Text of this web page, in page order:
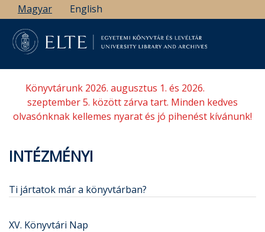
Ugrás
a
tartalomra
Magyar English
Könyvtárunk 2026. augusztus 1. és 2026.
szeptember 5. között zárva tart. Minden kedves
olvasónknak kellemes nyarat és jó pihenést kívánunk!
INTÉZMÉNYI
Ti jártatok már a könyvtárban?
XV. Könyvtári Nap